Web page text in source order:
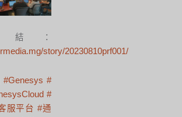
：
story/20230810prf001/
#
#
服平台 #通